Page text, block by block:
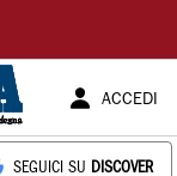
ACCEDI
SEGUICI SU DISCOVER